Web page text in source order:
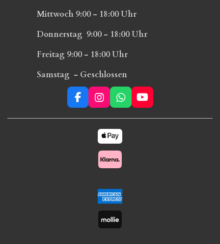
Mittwoch 9:00 - 18:00 Uhr
Donnerstag 9:00 - 18:00 Uhr
Freitag 9:00 - 18:00 Uhr
Samstag - Geschlossen
F
a
c
I
n
s
t
a
g
r
a
W
h
a
t
s
A
p
Y
o
u